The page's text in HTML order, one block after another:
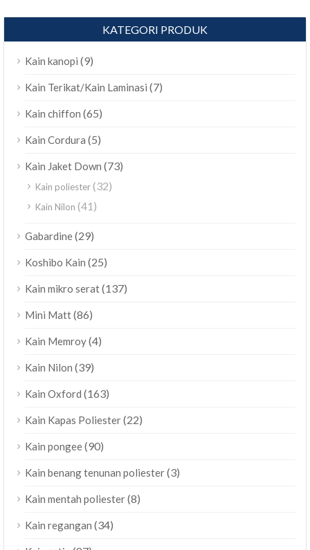
KATEGORI PRODUK
Kain kanopi (9)
Kain Terikat/Kain Laminasi (7)
Kain chiffon (65)
Kain Cordura (5)
Kain Jaket Down (73)
Kain poliester(32)
Kain Nilon (41)
Gabardine(29)
Koshibo Kain (25)
Kain mikro serat(137)
Mini Matt(86)
Kain Memroy(4)
Kain Nilon (39)
Kain Oxford (163)
Kain Kapas Poliester(22)
Kain pongee(90)
Kain benang tenunan poliester(3)
Kain mentah poliester(8)
Kain regangan (34)